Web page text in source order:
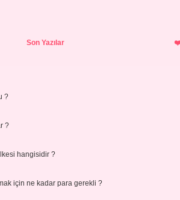
Son Yazılar
?
?
hangisidir ?
için ne kadar para gerekli ?